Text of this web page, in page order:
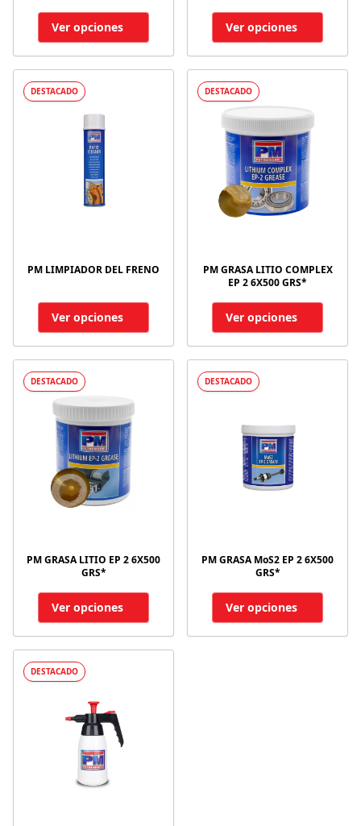
Ver opciones Ver opciones
DESTACADO
PM LIMPIADOR DEL FRENO
Ver opciones
DESTACADO
PM GRASA LITIO COMPLEX
EP 2 6X500 GRS*
Ver opciones
DESTACADO
PM GRASA LITIO EP 2 6X500
GRS*
Ver opciones
DESTACADO
PM GRASA MoS2 EP 2 6X500
GRS*
Ver opciones
DESTACADO